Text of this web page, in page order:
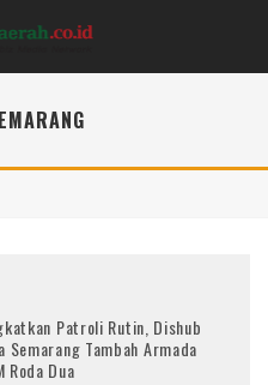
Patroli Rutin, Dishub
Semarang Tambah Armada
Roda Dua